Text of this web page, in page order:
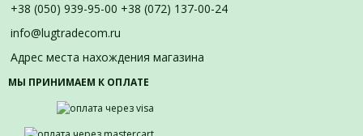
+38 (050) 939-95-00 +38 (072) 137-00-24
info@lugtradecom.ru
Адрес места нахождения магазина
МЫ ПРИНИМАЕМ К ОПЛАТЕ